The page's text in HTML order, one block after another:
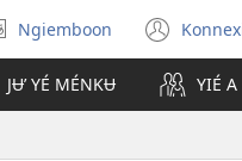
Kaŋa
ta’
chouŋé
Ngiemboon
new
JɄ’ YÉ MÉNKɄ YIÉ